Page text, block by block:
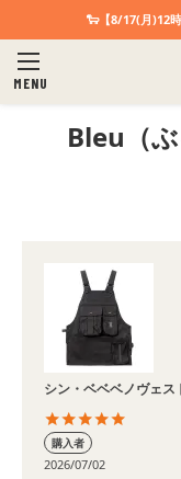
🐑【8/17(月)12
MENU
Bleu（
シン・ベベベノヴェス
購入者
2026/07/02